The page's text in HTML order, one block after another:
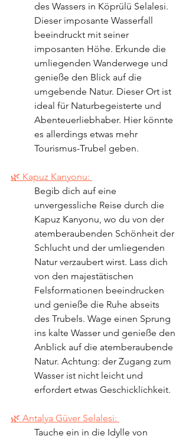
des Wassers in Köprülü Selalesi.
Dieser imposante Wasserfall
beeindruckt mit seiner
imposanten Höhe. Erkunde die
umliegenden Wanderwege und
genieße den Blick auf die
umgebende Natur. Dieser Ort ist
ideal für Naturbegeisterte und
Abenteuerliebhaber. Hier könnte
es allerdings etwas mehr
Tourismus-Trubel geben.
🌿 Kapuz Kanyonu:
Begib dich auf eine
unvergessliche Reise durch die
Kapuz Kanyonu, wo du von der
atemberaubenden Schönheit der
Schlucht und der umliegenden
Natur verzaubert wirst. Lass dich
von den majestätischen
Felsformationen beeindrucken
und genieße die Ruhe abseits
des Trubels. Wage einen Sprung
ins kalte Wasser und genieße den
Anblick auf die atemberaubende
Natur. Achtung: der Zugang zum
Wasser ist nicht leicht und
erfordert etwas Geschicklichkeit.
🌿 Antalya Güver Selalesi:
Tauche ein in die Idylle von